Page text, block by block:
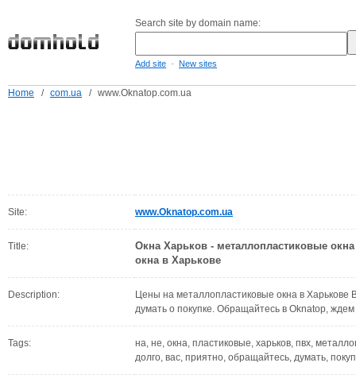
Search site by domain name:
Add site - New sites
Home / com.ua / www.Oknatop.com.ua
Site: www.Oknatop.com.ua
Title:
Окна Харьков - металлопластиковые
окна в Харькове
Description:
Цены на металлопластиковые окна в Харькове
думать о покупке. Обращайтесь в Oknatop,
Tags:
на, не, окна, пластиковые, харьков, пвх,
долго, вас, приятно, обращайтесь, думать,